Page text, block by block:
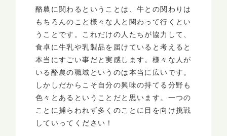
酪農に関わるということは、牛との関わりは
もちろんのこと様々な人と関わって行くとい
うことです。これだけの人たちが協力して、
食卓に牛乳や乳製品を届けていると考えると
本当にすごい事だと実感します。様々な人が
いる酪農の職域というのは本当に広いです。
しかしだからこそ自分の興味の持てる分野も
色々とあるということだと思います。一つの
ことに捕らわれず多くのことに目を向け挑戦
していってください！